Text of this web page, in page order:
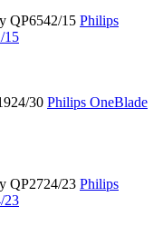
Philips
15
Philips OneBlade
Philips
23